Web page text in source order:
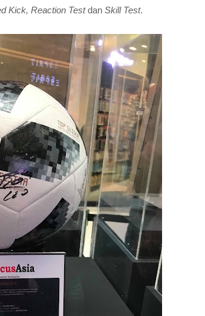
​​Kick, Reaction Testdan Skill Test.